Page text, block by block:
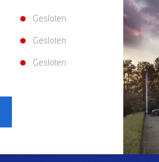
Gesloten
Gesloten
Gesloten